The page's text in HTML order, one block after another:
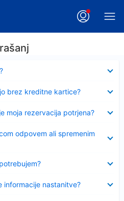
brez kreditne kartice?
moja rezervacija potrjena?
odpovem ali spremenim
informacije nastanitve?